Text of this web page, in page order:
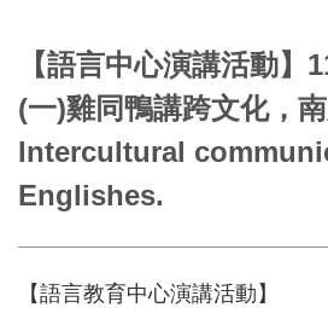
【語言中心演講活動】
(一)雞同鴨講跨文化，
Intercultural
Englishes.
【語言教育中心演講活動】